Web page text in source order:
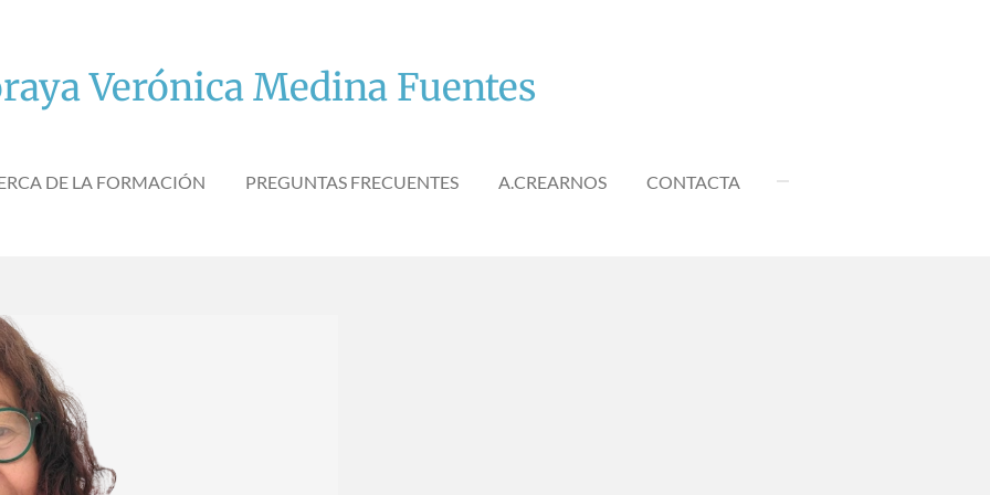
Verónica Medina Fuentes
DE LA FORMACIÓN PREGUNTAS FRECUENTES A.CREARNOS CONTACTA